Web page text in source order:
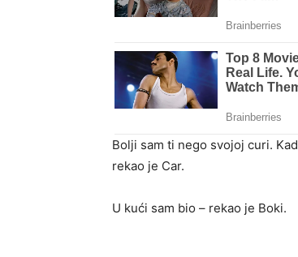
Bolji sam ti nego svojoj curi.
rekao je Car.
U kući sam bio – rekao je Boki.